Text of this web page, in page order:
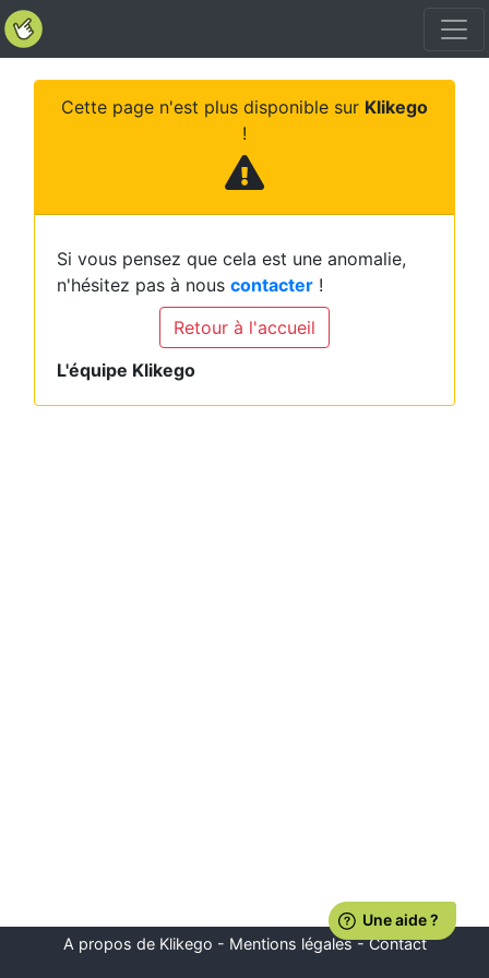
Cette page n'est plus disponible sur Klikego
!
Si vous pensez que cela est une anomalie,
n'hésitez pas à nous contacter !
Retour à l'accueil
L'équipe Klikego
A propos de Klikego - Mentions légales-Contact